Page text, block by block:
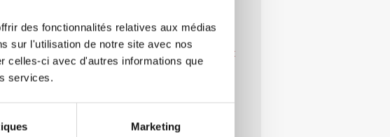
des fonctionnalités relatives aux médias
sur l'utilisation de notre site avec nos
celles-ci avec d'autres informations que
services.
Marketing
La Conciliation ?
Créer Une Société: Démarches Et
Documents Indispensables
Indispensables